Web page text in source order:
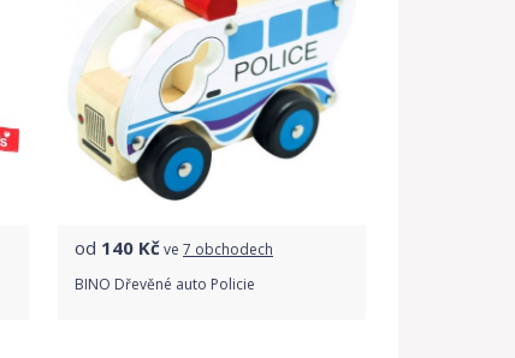
od 140 Kčve 7 obchodech
BINO Dřevěné auto Policie